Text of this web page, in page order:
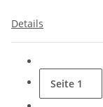
Details
Seite 1